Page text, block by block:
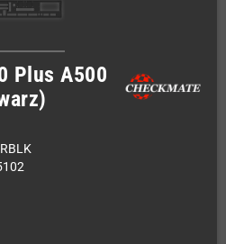
Plus A500